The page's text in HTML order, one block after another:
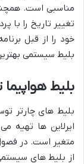
مناسبی است.
تغییر تاریخ را با
خود را از قبل
بلیط سیستمی
بلیط هواپیما
بلیط های چارتر
ایرلاین ها تهیه
متغیر است. در
از بلیط های